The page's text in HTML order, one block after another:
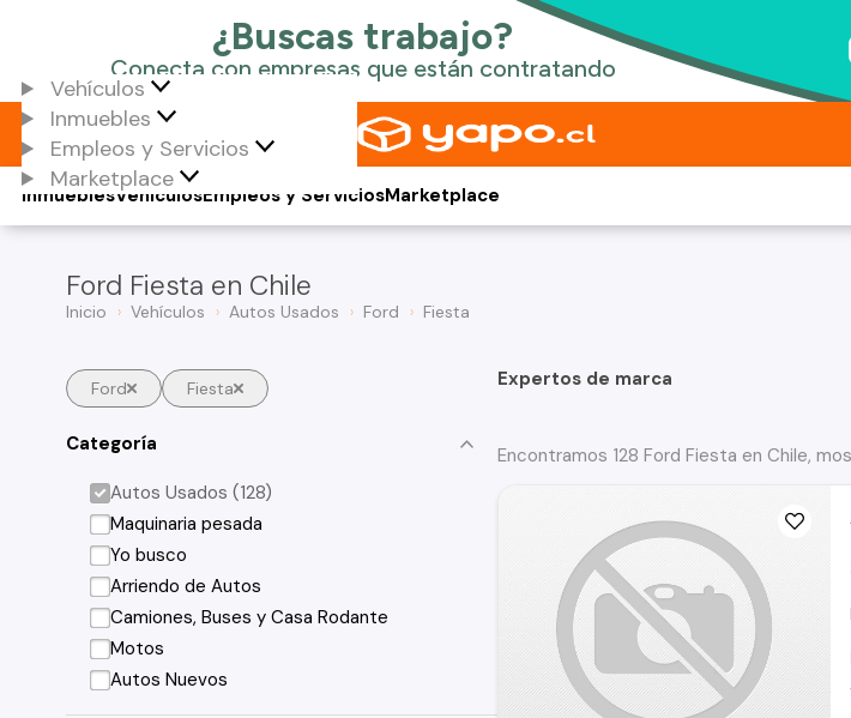
Vehículos
Inmuebles
Empleos y Servicios
Marketplace
Vehículos
Inmuebles Empleos y ServiciosMarketplace
Ford Fiesta en Chile
Inicio Vehículos Autos Usados Ford Fiesta
Ford Fiesta
Categoría
Autos Usados (128)
Maquinaria pesada
Yo busco
Arriendo de Autos
Camiones, Buses y Casa Rodante
Motos
Autos Nuevos
Expertos de marca
Encontramos 128 Ford Fiesta en Chile,